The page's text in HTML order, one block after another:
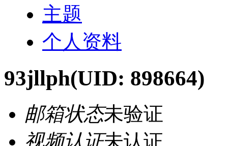
主题
个人资料
93jllph(UID: 898664)
邮箱状态未验证
视频认证未认证